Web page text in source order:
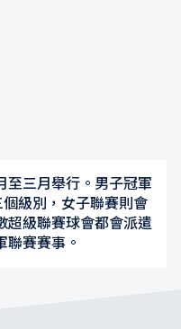
至三月舉行。男子冠軍
級別，女子聯賽則會
超級聯賽球會都會派遣
賽賽事。